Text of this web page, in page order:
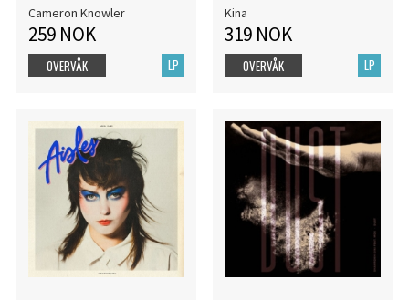
Cameron Knowler
259 NOK
LP
OVERVÅK
Kina
319 NOK
LP
OVERVÅK